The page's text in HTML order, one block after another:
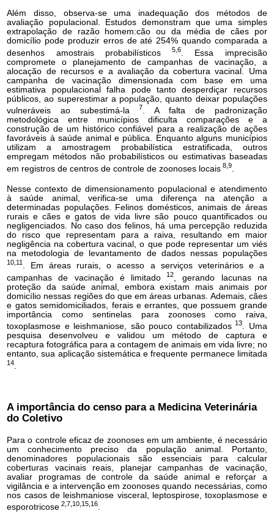
Além disso, observa-se uma inadequação dos métodos de
avaliação populacional. Estudos demonstram que uma simples
extrapolação de razão homem:cão ou da média de cães por
domicílio pode produzir erros de até 254% quando comparada a
desenhos amostrais probabilísticos 5,6. Essa imprecisão
compromete o planejamento de campanhas de vacinação, a
alocação de recursos e a avaliação da cobertura vacinal. Uma
campanha de vacinação dimensionada com base em uma
estimativa populacional falha pode tanto desperdiçar recursos
públicos, ao superestimar a população, quanto deixar populações
vulneráveis ao subestimá-la 7. A falta de padronização
metodológica entre municípios dificulta comparações e a
construção de um histórico confiável para a realização de ações
favoráveis à saúde animal e pública. Enquanto alguns municípios
utilizam a amostragem probabilística estratificada, outros
empregam métodos não probabilísticos ou estimativas baseadas
em registros de centros de controle de zoonoses locais 8,9
Nesse contexto de dimensionamento populacional e atendimento
à saúde animal, verifica-se uma diferença na atenção a
determinadas populações. Felinos domésticos, animais de áreas
rurais e cães e gatos de vida livre são pouco quantificados ou
negligenciados. No caso dos felinos, há uma percepção reduzida
do risco que representam para a raiva, resultando em maior
negligência na cobertura vacinal, o que pode representar um viés
na metodologia de levantamento de dados nessas populações
10,11
. Em áreas rurais, o acesso a serviços veterinários e a
campanhas de vacinação é limitado 12
, gerando lacunas na
proteção da saúde animal, embora existam mais animais por
domicílio nessas regiões do que em áreas urbanas. Ademais, cães
e gatos semidomiciliados, ferais e errantes, que possuem grande
importância como sentinelas para zoonoses como raiva,
toxoplasmose e leishmaniose, são pouco contabilizados 13. Uma
pesquisa desenvolveu e validou um método de captura e
recaptura fotográfica para a contagem de animais em vida livre; no
entanto, sua aplicação sistemática e frequente permanece limitada
14
A importância do censo para a MedicinaVeterinária
do Coletivo
Para o controle eficaz de zoonoses em um ambiente, é necessário
um conhecimento preciso da população animal. Portanto,
denominadores populacionais são essenciais para calcular
coberturas vacinais reais, planejar campanhas de vacinação,
avaliar programas de controle da saúde animal e reforçar a
vigilância e a intervenção em zoonoses quando necessárias, como
nos casos de leishmaniose visceral, leptospirose, toxoplasmose e
esporotricose 2,7,10,15,16.